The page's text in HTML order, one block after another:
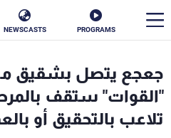
PROGRAMS
NEWSCASTS
جعجع يتصل بشقيق
"القوات" ستقف
تلاعب بالتحقيق أو
الأخبار
سياسة